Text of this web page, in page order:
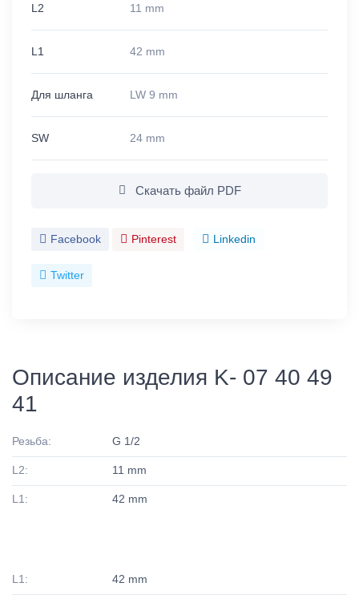
L2 11 mm
L1 42 mm
Для шланга LW 9 mm
SW 24 mm
Скачать файл PDF
Facebook Pinterest Linkedin
Twitter
Описание изделия K- 07 40 49
41
Резьба: G 1/2
L2: 11 mm
L1: 42 mm
L1: 42 mm